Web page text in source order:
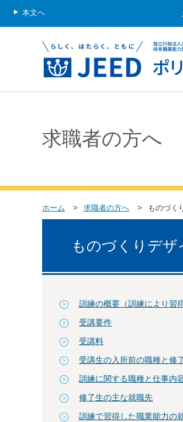
本文へ
求職者の方へ
ホーム 求職者の方へ ものづく
ものづくりデザ
訓練の概要（訓練により習
受講要件
受講料
受講生の入所前の職種と修
訓練に関する職種と仕事内
修了生の主な就職先
訓練で習得した職業能力の